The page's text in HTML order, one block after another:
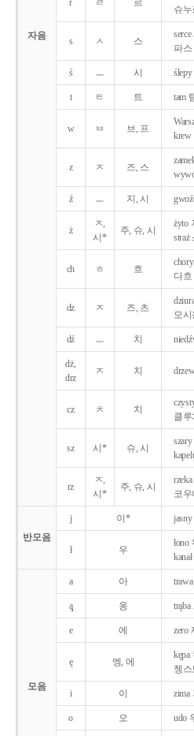
자음
r ㄹ 르
슈누
s ㅅ 스
파스
ś ㅡ 시
t ㅌ 트 tam
w ㅂ 브, 프
krew
z ㅈ 즈, 스
ź ㅡ 지, 시
ż
ㅈ,
시*
주, 슈, 시
żyto
straż
ch ㅎ 흐
다흐
dz ㅈ 즈, 츠
모시
dź ㅡ 치
dż,
drz
ㅈ 치
cz ㅊ 치
클루
sz 시* 슈, 시
rz
ㅈ,
시*
주, 슈, 시
코우
반모음
j 이*
ł 우
łono
모음
a 아
ą̨ 옹
e 에 zero
ę 엥, 에
kępa
쳉스
i 이 zima
o 오 udo